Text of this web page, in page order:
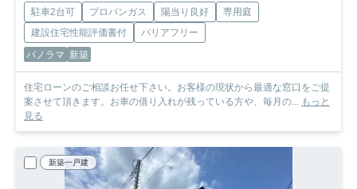
駐車2台可 プロパンガス 陽当り良好
専用庭
建設住宅性能評価書付
バリアフリー
パノラマ 新築
住宅ローンのご相談お任せ下さい。お客様の現状から最適な窓口をご提
案させて頂きます。お車の借り入れが残っている方や、毎月の... もっと
見る
新築一戸建